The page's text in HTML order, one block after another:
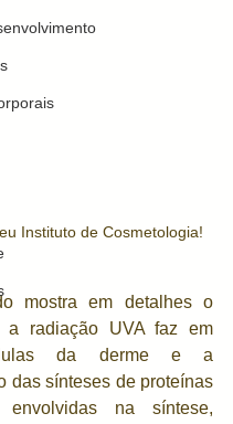
Instituto de Cosmetologia!
mostra em detalhes o
a radiação UVA faz em
da derme e a
das sínteses de proteínas
na síntese,